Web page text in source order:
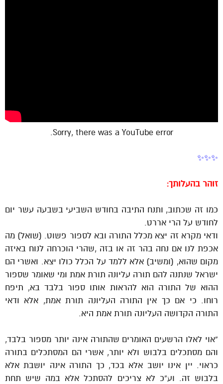
Sorry, there was a YouTube error.
✨✨✨
זוהר בהעלותך:
כמו זה שכתוב, ותנח התיבה בחודש השביעי בשבעה עשר יום
לחודש על הרי אררט.
ודאי מקרא זה יצא מכלל התורה ובא לספור פשוט. (שואל) מה
אכפת לנו אם נחה בהר זה או בזה ,שהרי הוכרחה לנוח באיזה
מקום שהוא, (ומשיב) אלא ללמד על הכלל כולו יצא. ואשרי הם
ישראל שנתנה להם תורה עליונה תורת אמת ומי שאומר שספור
ההוא של התורה הוא להראות אותו ספור בלבד בא, תיפח
רוחו. כי אם כך אין התורה העליונה תורת אמת, אלא ודאי
התורה הקדושה העליונה תורת אמת היא.
“אוי לאלו הרשעים האומרים שהתורה אינה יותר מספור בלבד,
והם מסתכלים בלבוש ולא יותר, אשרי הם המסתכלים בתורה
כראוי. יין אינו יושב אלא בכד, כך התורה אינה יושבת אלא
בלבוש זה. וע”כ לא צריכים להסתכל אלא במה שיש תחת